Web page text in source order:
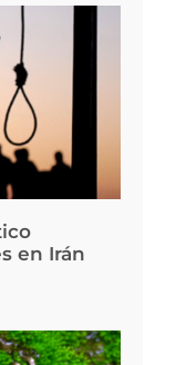
en Irán